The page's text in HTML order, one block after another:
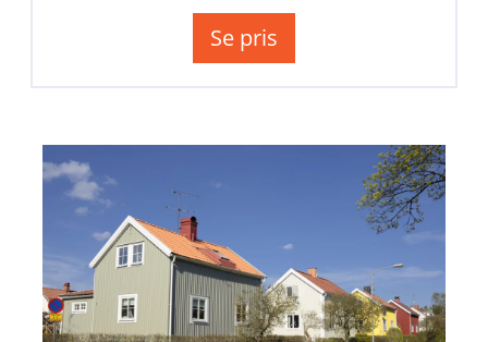
Se pris